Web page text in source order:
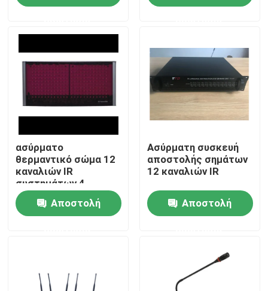
Γύρος εργοστασίων
Ποιοτικός έλεγχος
Μας ελάτε σε επαφή με
Ειδήσεις
Ενισχυτής συστημάτων PA
ασύρματο
θερμαντικό σώμα 12
καναλιών IR
συστημάτων 4
ομιλητών PA
Αποστολή
Ασύρματη συσκευή
αποστολής σημάτων
12 καναλιών IR
Αποστολή